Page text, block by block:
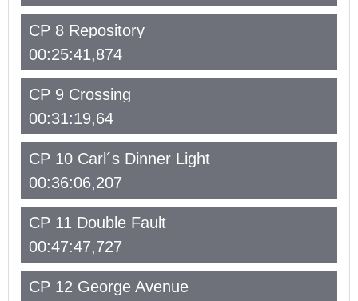
CP 8 Repository
00:25:41,874
CP 9 Crossing
00:31:19,64
CP 10 Carl´s Dinner Light
00:36:06,207
CP 11 Double Fault
00:47:47,727
CP 12 George Avenue